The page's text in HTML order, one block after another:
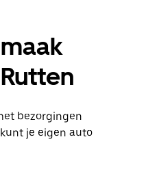
bezorgingen
je eigen auto